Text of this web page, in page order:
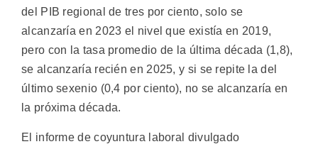
del PIB regional de tres por ciento, solo se
alcanzaría en 2023 el nivel que existía en 2019,
pero con la tasa promedio de la última década (1,8),
se alcanzaría recién en 2025, y si se repite la del
último sexenio (0,4 por ciento), no se alcanzaría en
la próxima década.
El informe de coyuntura laboral divulgado